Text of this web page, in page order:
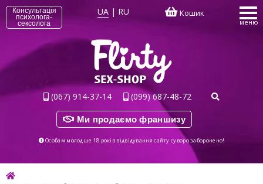
Консультація
психолога-
сексолога
UA | RU Кошик
меню
(067) 914-37-14 (099) 687-48-72
Ми продаємо франшизу
Особам молодше 18 років відвідування сайту суворо заборонено!